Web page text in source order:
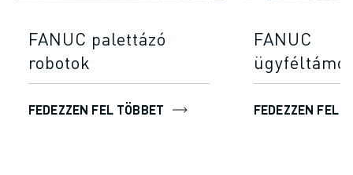
FANUC palettázó
robotok
FEDEZZEN FEL TÖBBET
FANUC
FEDEZZEN FEL